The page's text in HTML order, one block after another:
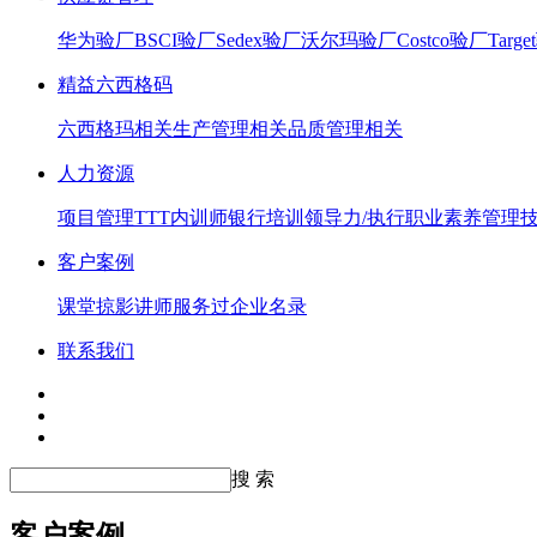
华为验厂BSCI验厂Sedex验厂沃尔玛验厂Costco验厂
精益六西格码
六西格玛相关生产管理相关品质管理相关
人力资源
项目管理TTT内训师银行培训 领导力/执行职业素养管理
客户案例
课堂掠影讲师服务过企业名录
联系我们
搜 索